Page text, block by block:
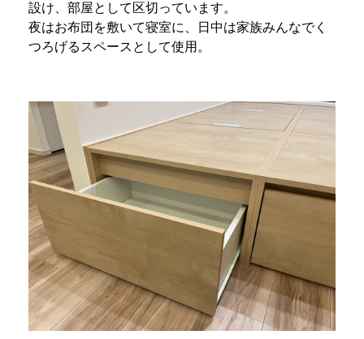
設け、部屋として区切っています。
夜はお布団を敷いて寝室に、日中は家族みんなでく
つろげるスペースとして使用。